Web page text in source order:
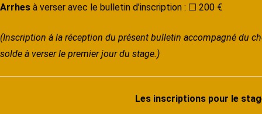
Arrhes à verser avec le bulletin d’inscription : ☐ 200 €
(Inscription à la réception du présent bulletin accompagné du
solde à verser le premier jour du stage.)
Les inscriptions pour le